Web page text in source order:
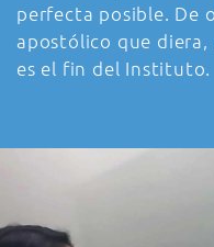
perfecta posible. De
apostólico que
es el fin del Instituto.